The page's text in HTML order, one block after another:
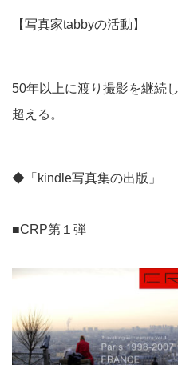
【写真家tabbyの活動】
50年以上に渡り撮影を継続
超える。
◆「kindle写真集の出版」
■CRP第１弾